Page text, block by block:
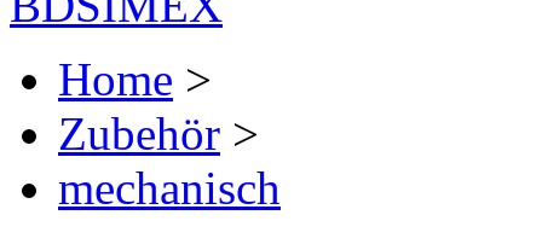
Home >
Zubehör >
mechanisch